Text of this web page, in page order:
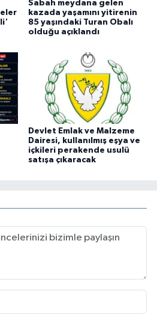
Sabah meydana gelen
kazada yaşamını yitirenin
85 yaşındaki Turan Obalı
olduğu açıklandı
Devlet Emlak ve Malzeme
Dairesi, kullanılmış eşya ve
içkileri perakende usulü
satışa çıkaracak